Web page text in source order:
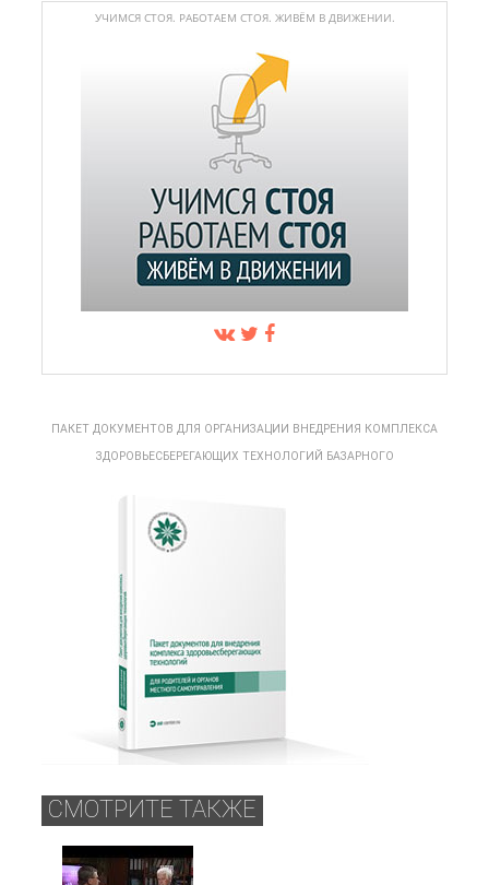
УЧИМСЯ СТОЯ. РАБОТАЕМ СТОЯ. ЖИВЁМ В ДВИЖЕНИИ.
ПАКЕТ ДОКУМЕНТОВ ДЛЯ ОРГАНИЗАЦИИ ВНЕДРЕНИЯ КОМПЛЕКСА
ЗДОРОВЬЕСБЕРЕГАЮЩИХ ТЕХНОЛОГИЙ БАЗАРНОГО
СМОТРИТЕ ТАКЖЕ